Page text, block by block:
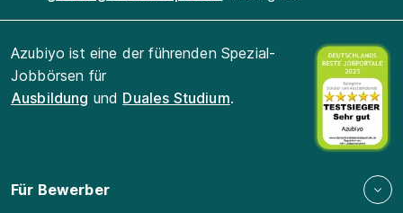
Azubiyo ist eine der führenden Spezial-
Jobbörsen für
Ausbildung und Duales Studium.
Für Bewerber